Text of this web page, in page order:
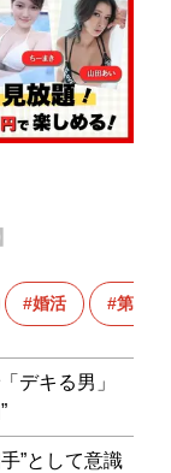
婚活 第一印
デキる男」
”として意識